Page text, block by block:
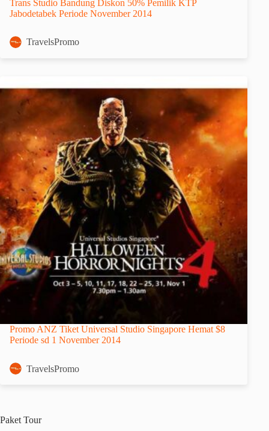
Trans Studio Bandung Diskon 50% Pemilik KTP
Jabodetabek Periode November 2014
TravelsPromo
Promo ANZ Tiket Universal Studio Singapore Hemat $8
Periode sd 1 November 2014
TravelsPromo
Paket Tour